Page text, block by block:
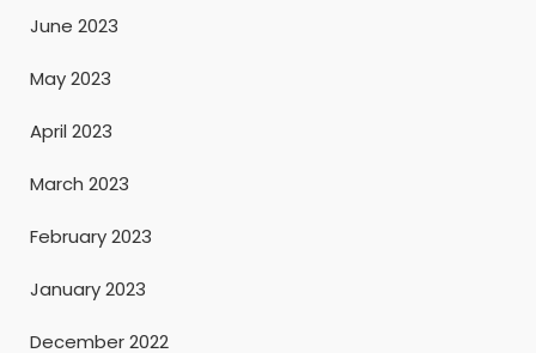
June 2023
May 2023
April 2023
March 2023
February 2023
January 2023
December 2022